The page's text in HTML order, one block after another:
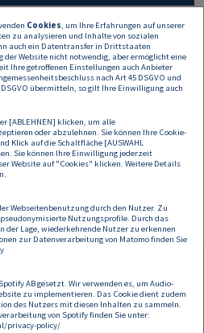
dienen nur der
keine rechtliche oder
ersetzen. Daher
für allfälligen
Footer
Impressum
Cookies, um Ihre Erfahrungen auf unserer
zu analysieren und Inhalte von sozialen
auch ein Datentransfer in Drittstaaten
Website nicht notwendig, aber ermöglicht eine
Ihre getroffenen Einstellungen auch Anbieter
nach Art 45 DSGVO und
übermitteln, so gilt Ihre Einwilligung auch
[ABLEHNEN] klicken, um alle
oder abzulehnen. Sie können Ihre Cookie-
Klick auf die Schaltfläche [AUSWAHL
Sie können Ihre Einwilligung jederzeit
Website auf "Cookies" klicken. Weitere Details
.
Webseitenbenutzung durch den Nutzer. Zu
Nutzungsprofile. Durch das
der Lage, wiederkehrende Nutzer zu erkennen
zur Datenverarbeitung von Matomo finden Sie
AB gesetzt. Wir verwenden es, um Audio-
zu implementieren. Das Cookie dient zudem
des Nutzers mit diesen Inhalten zu sammeln.
von Spotify finden Sie unter:
privacy-policy/